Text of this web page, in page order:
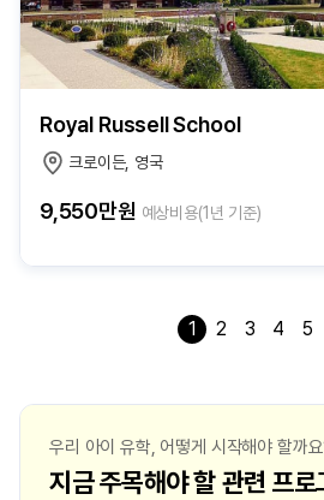
Royal Russell School
크로이든, 영국
9,550만원 예상비용(1년 기준)
1 2 3 4 5
우리 아이 유학, 어떻게 시작해야 할까
지금 주목해야 할 관련 프로